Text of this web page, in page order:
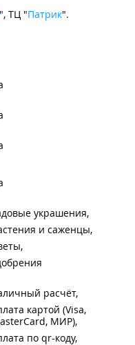
", ТЦ "Патрик".
украшения
и саженцы
расчёт
картой (Visa,
МИР)
по qr-коду